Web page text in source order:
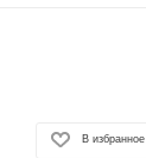
В избранное